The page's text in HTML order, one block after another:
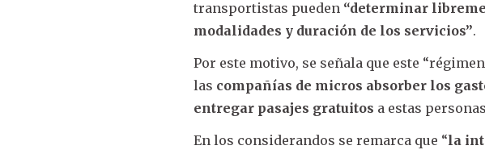
transportistas pueden “determinar
modalidades y duración de los servicios”.
Por este motivo, se señala que este
las compañías de micros absorber los
entregar pasajes gratuitos a estas
En los considerandos se remarca que “la